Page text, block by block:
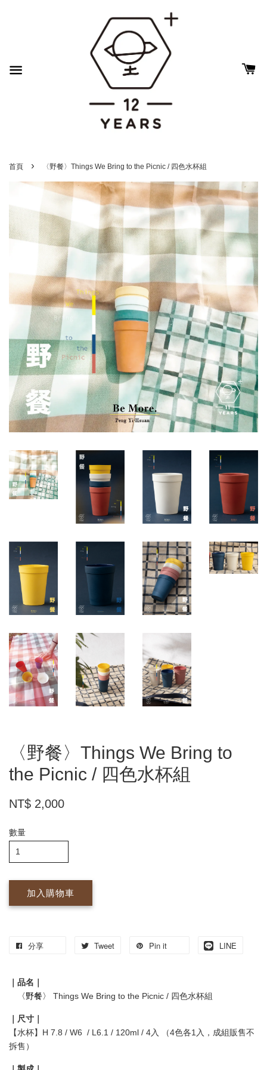
首頁 › 〈野餐〉Things We Bring to the Picnic / 四色水杯組
〈野餐〉Things We Bring to
the Picnic / 四色水杯組
NT$ 2,000
數量
加入購物車
分享 Tweet Pin it LINE
｜品名｜
〈野餐〉
Things We Bring to the Picnic / 四色水杯組
｜尺寸｜
【水杯】H 7.8 / W6 / L6.1 / 120ml / 4入 （4色各1入，成組販售不
拆售）